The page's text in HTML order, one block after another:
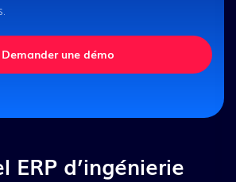
Demander une démo
ERP d’ingénierie